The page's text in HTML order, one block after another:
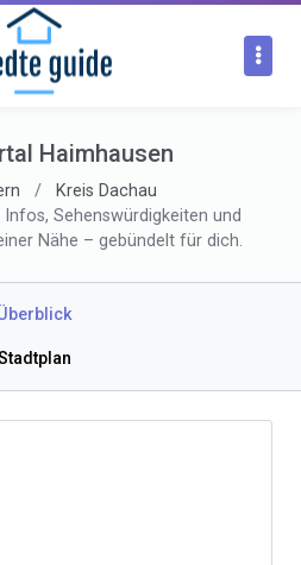
Haimhausen
Kreis Dachau
Sehenswürdigkeiten und
Nähe – gebündelt für dich.